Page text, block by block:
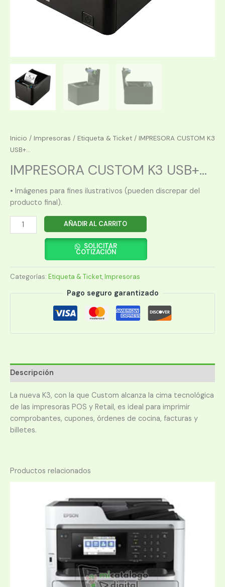
Inicio / Impresoras / Etiqueta & Ticket / IMPRESORA CUSTOM K3
USB+...
IMPRESORA CUSTOM K3 USB+...
• Imágenes para fines ilustrativos (pueden discrepar del
producto final).
IMPRESORA
CUSTOM
USB+SERIAL+ETH+WIFI
TERMICA
cantidad
AÑADIR AL CARRITO
SOLICITAR
COTIZACIÓN
Categorías: Etiqueta & Ticket,Impresoras
Pago seguro garantizado
Descripción
La nueva K3, con la que Custom alcanza la cima tecnológica
de las impresoras POS y Retail, es ideal para imprimir
comprobantes, cupones, órdenes de cocina, facturas y
billetes.
Productos relacionados